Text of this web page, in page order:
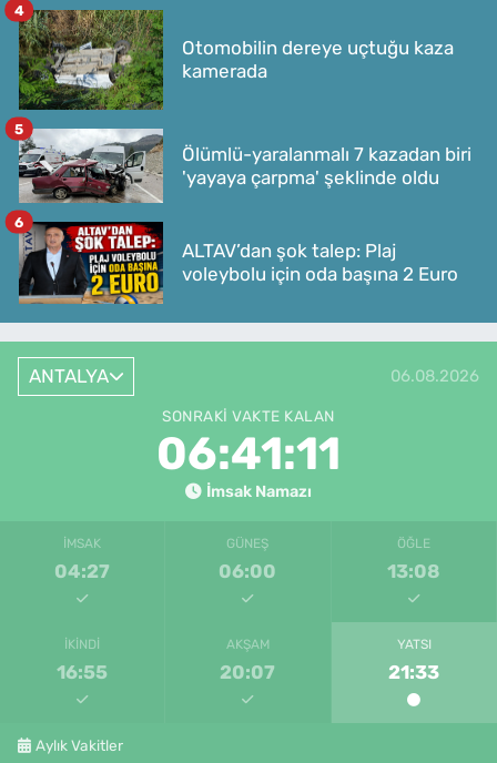
Otomobilin dereye uçtuğu kaza
kamerada
4
Ölümlü-yaralanmalı 7 kazadan biri
'yayaya çarpma' şeklinde oldu
5
ALTAV’dan şok talep: Plaj
voleybolu için oda başına 2 Euro
6
ANTALYA 06.08.2026
SONRAKI VAKTE KALAN
06:41:11
İmsak Namazı
İMSAK
04:27
GÜNEŞ
06:00
ÖĞLE
13:08
İKINDI
16:55
AKŞAM
20:07
YATSI
21:33
Aylık Vakitler